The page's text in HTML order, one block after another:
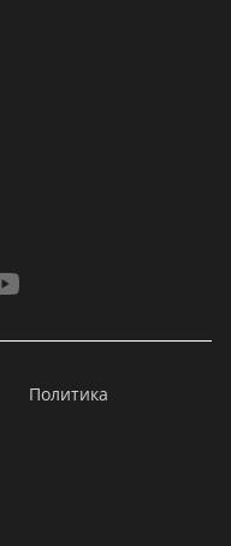
Политика